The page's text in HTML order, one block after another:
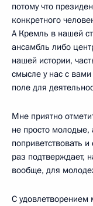
потому что
конкретного
А Кремль в нашей
ансамбль либо
нашей истории,
смысле у нас с
поле для
Мне приятно
не просто
поприветствовать
раз подтверждает,
вообще, для
С удовлетворением